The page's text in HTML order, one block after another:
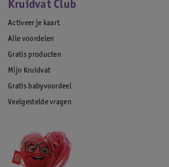
Kruidvat Club
Activeer je kaart
Alle voordelen
Gratis producten
Mijn Kruidvat
Gratis babyvoordeel
Veelgestelde vragen